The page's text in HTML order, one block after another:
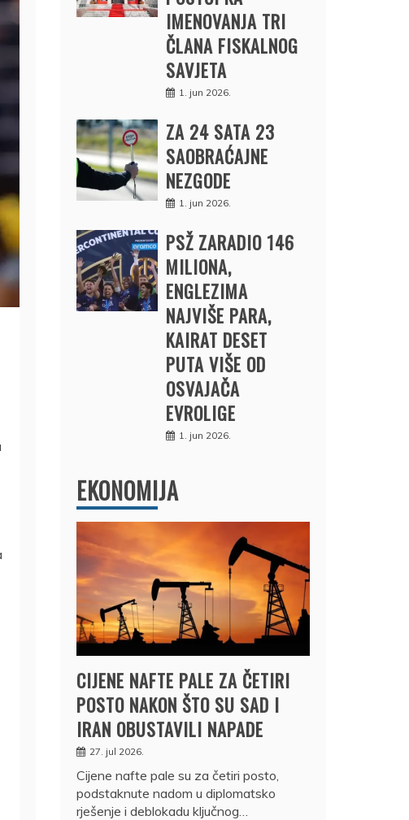
IMENOVANJA TRI
ČLANA FISKALNOG
SAVJETA
1. jun 2026.
ZA 24 SATA 23
SAOBRAĆAJNE
NEZGODE
1. jun 2026.
PSŽ ZARADIO 146
MILIONA,
ENGLEZIMA
NAJVIŠE PARA,
KAIRAT DESET
PUTA VIŠE OD
OSVAJAČA
EVROLIGE
1. jun 2026.
EKONOMIJA
CIJENE NAFTE PALE ZA ČETIRI
POSTO NAKON ŠTO SU SAD I
IRAN OBUSTAVILI NAPADE
27. jul 2026.
Cijene nafte pale su za četiri posto,
podstaknute nadom u diplomatsko
rješenje i deblokadu ključnog…